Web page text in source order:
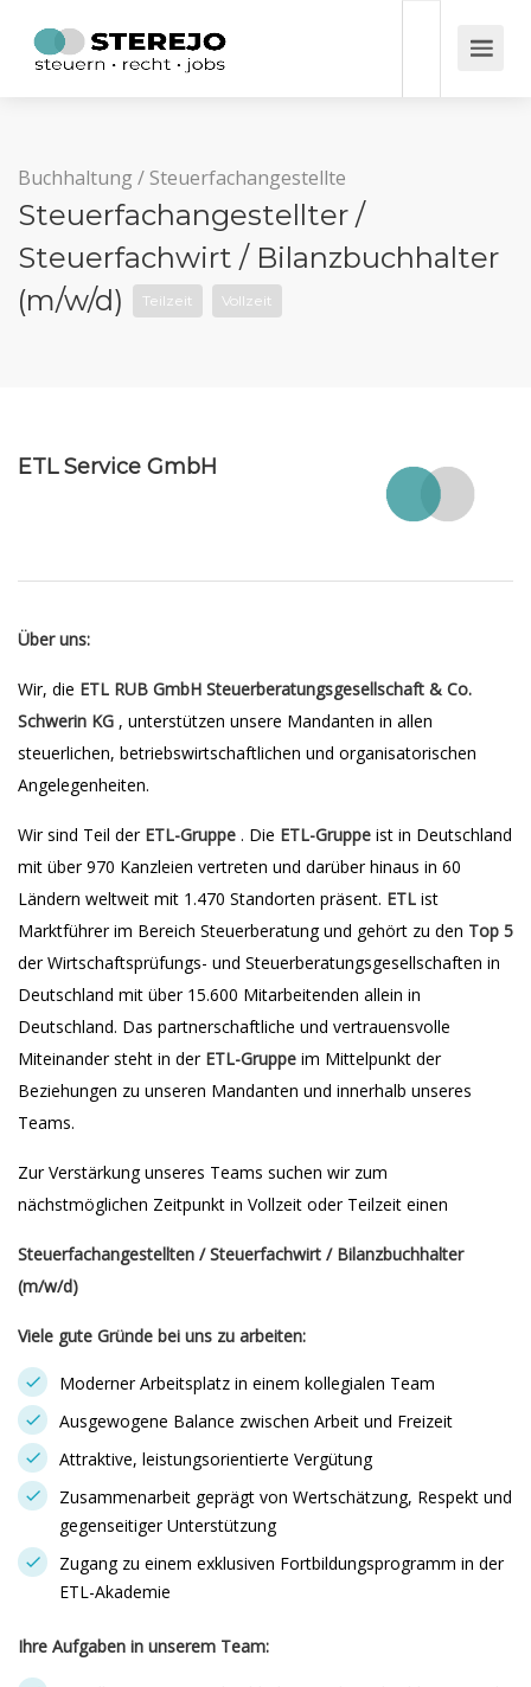
Buchhaltung / Steuerfachangestellte
Steuerfachangestellter /
Steuerfachwirt / Bilanzbuchhalter
(m/w/d)
Teilzeit Vollzeit
ETL Service GmbH
Über uns:
Wir, die ETL RUB GmbH Steuerberatungsgesellschaft & Co.
Schwerin KG , unterstützen unsere Mandanten in allen
steuerlichen, betriebswirtschaftlichen und organisatorischen
Angelegenheiten.
Wir sind Teil der ETL-Gruppe . Die ETL-Gruppe ist in Deutschland
mit über 970 Kanzleien vertreten und darüber hinaus in 60
Ländern weltweit mit 1.470 Standorten präsent. ETL ist
Marktführer im Bereich Steuerberatung und gehört zu den Top 5
der Wirtschaftsprüfungs- und Steuerberatungsgesellschaften in
Deutschland mit über 15.600 Mitarbeitenden allein in
Deutschland. Das partnerschaftliche und vertrauensvolle
Miteinander steht in der ETL-Gruppe im Mittelpunkt der
Beziehungen zu unseren Mandanten und innerhalb unseres
Teams.
Zur Verstärkung unseres Teams suchen wir zum
nächstmöglichen Zeitpunkt in Vollzeit oder Teilzeit einen
Steuerfachangestellten / Steuerfachwirt / Bilanzbuchhalter
(m/w/d)
Viele gute Gründe bei uns zu arbeiten:
Moderner Arbeitsplatz in einem kollegialen Team
Ausgewogene Balance zwischen Arbeit und Freizeit
Attraktive, leistungsorientierte Vergütung
Zusammenarbeit geprägt von Wertschätzung, Respekt und
gegenseitiger Unterstützung
Zugang zu einem exklusiven Fortbildungsprogramm in der
ETL-Akademie
Ihre Aufgaben in unserem Team: